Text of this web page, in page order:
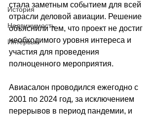
История
Недвижимость
Интервью
стала заметным событием для всей
отрасли деловой авиации. Решение
объяснили тем, что проект не достиг
необходимого уровня интереса и
участия для проведения
полноценного мероприятия.
Авиасалон проводился ежегодно с
2001 по 2024 год, за исключением
перерывов в период пандемии, и